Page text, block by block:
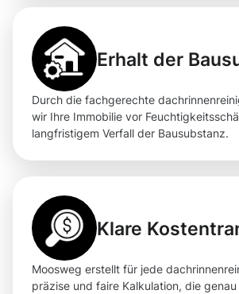
Erhalt der
Durch die fachgerechte
wir Ihre Immobilie vor
langfristigem Verfall der Bausubstanz.
Klare
Moosweg erstellt für jede
präzise und faire Kalkulation, die